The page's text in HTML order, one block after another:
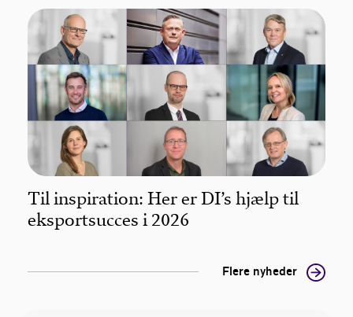
Til inspiration: Her er DI’s hjælp til
eksportsucces i 2026
Flere nyheder